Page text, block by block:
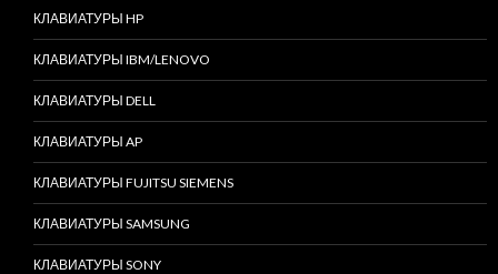
КЛАВИАТУРЫ HP
КЛАВИАТУРЫ IBM/LENOVO
КЛАВИАТУРЫ DELL
КЛАВИАТУРЫ AP
КЛАВИАТУРЫ FUJITSU SIEMENS
КЛАВИАТУРЫ SAMSUNG
КЛАВИАТУРЫ SONY